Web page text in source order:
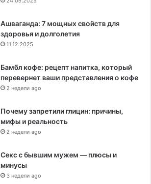
Ашваганда: 7 мощных свойств для
здоровья и долголетия
11.12.2025
Бамбл кофе: рецепт напитка, который
перевернет ваши представления о кофе
2 недели ago
Почему запретили глицин: причины,
мифы и реальность
2 недели ago
Секс с бывшим мужем — плюсы и
минусы
3 недели ago